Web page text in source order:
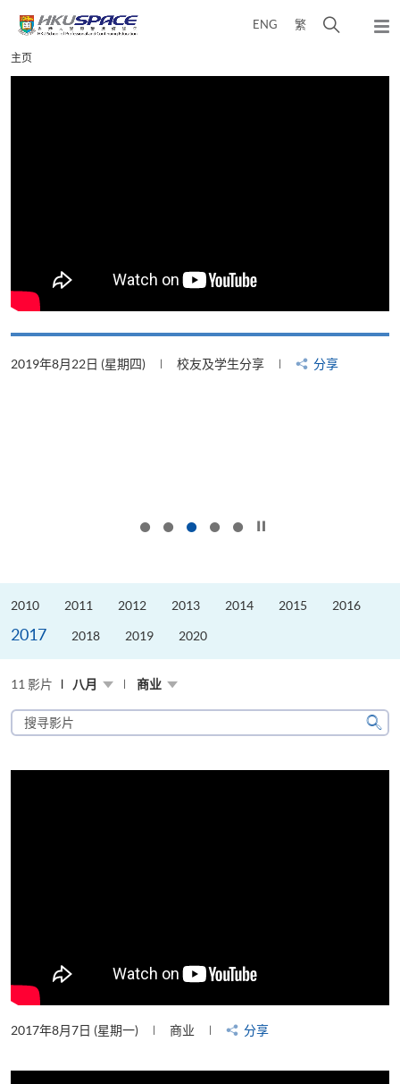
content
ENG 繁
弹
Main
content
主页
2019年8月22日 (星期四) 校友及学生分享 分享
2010 2011 2012 2013 2014 2015 2016
2017 2018 2019 2020
11 影片 八月 商业
搜
寻
片
搜
2017年8月7日 (星期一) 商业 分享